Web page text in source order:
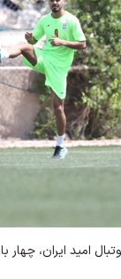
امید ایران،